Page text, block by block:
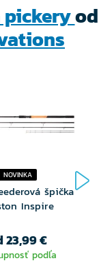
pickeryod
NOVINKA
špička
Inspire
23,99 €
podľa